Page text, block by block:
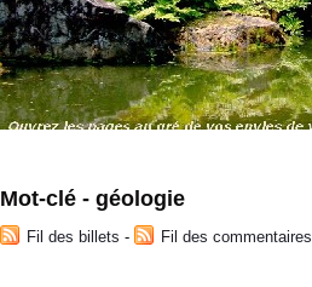
Mot-clé - géologie
Fil des billets - Fil des commentaires